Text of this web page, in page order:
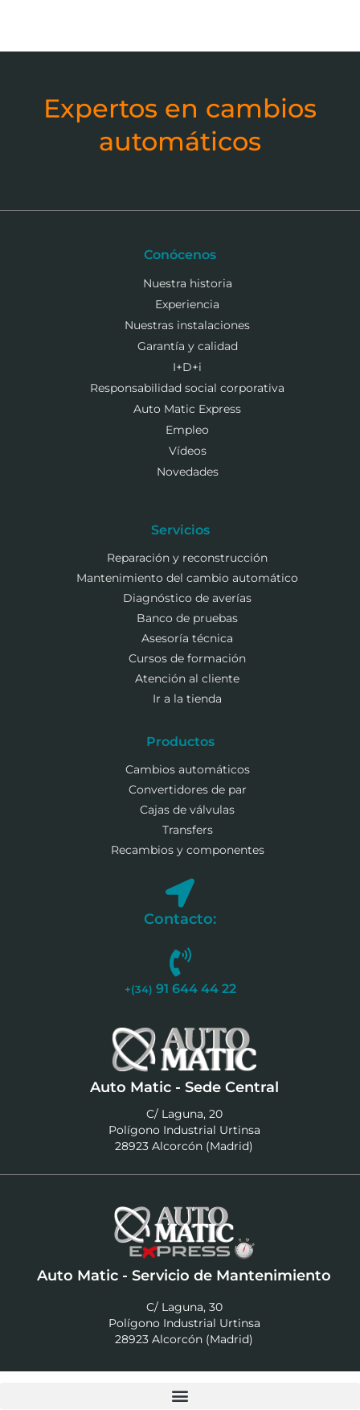
Expertos en cambios
automáticos
Conócenos
Nuestra historia
Experiencia
Nuestras instalaciones
Garantía y calidad
I+D+i
Responsabilidad social corporativa
Auto Matic Express
Empleo
Vídeos
Novedades
Servicios
Reparación y reconstrucción
Mantenimiento del cambio automático
Diagnóstico de averías
Banco de pruebas
Asesoría técnica
Cursos de formación
Atención al cliente
Ir a la tienda
Productos
Cambios automáticos
Convertidores de par
Cajas de válvulas
Transfers
Recambios y componentes
Contacto:
+(34) 91 644 44 22
Auto Matic - Sede Central
C/ Laguna, 20
Polígono Industrial Urtinsa
28923 Alcorcón (Madrid)
Auto Matic - Servicio de Mantenimiento
C/ Laguna, 30
Polígono Industrial Urtinsa
28923 Alcorcón (Madrid)